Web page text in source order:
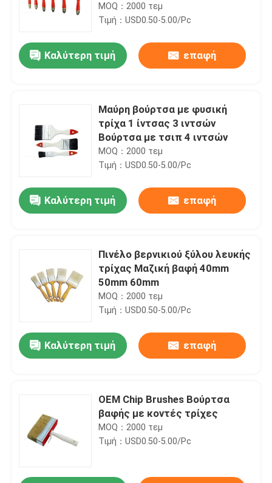
MOQ：2000 τεμ
Τιμή：USD0.50-5.00/Pc
Καλύτερη τιμή επαφή
Μαύρη βούρτσα με φυσική
τρίχα 1 ίντσας 3 ιντσών
Βούρτσα με τσιπ 4 ιντσών
MOQ：2000 τεμ
Τιμή：USD0.50-5.00/Pc
Καλύτερη τιμή επαφή
Πινέλο βερνικιού ξύλου λευκής
τρίχας Μαζική βαφή 40mm
50mm 60mm
MOQ：2000 τεμ
Τιμή：USD0.50-5.00/Pc
Καλύτερη τιμή επαφή
OEM Chip Brushes Βούρτσα
βαφής με κοντές τρίχες
MOQ：2000 τεμ
Τιμή：USD0.50-5.00/Pc